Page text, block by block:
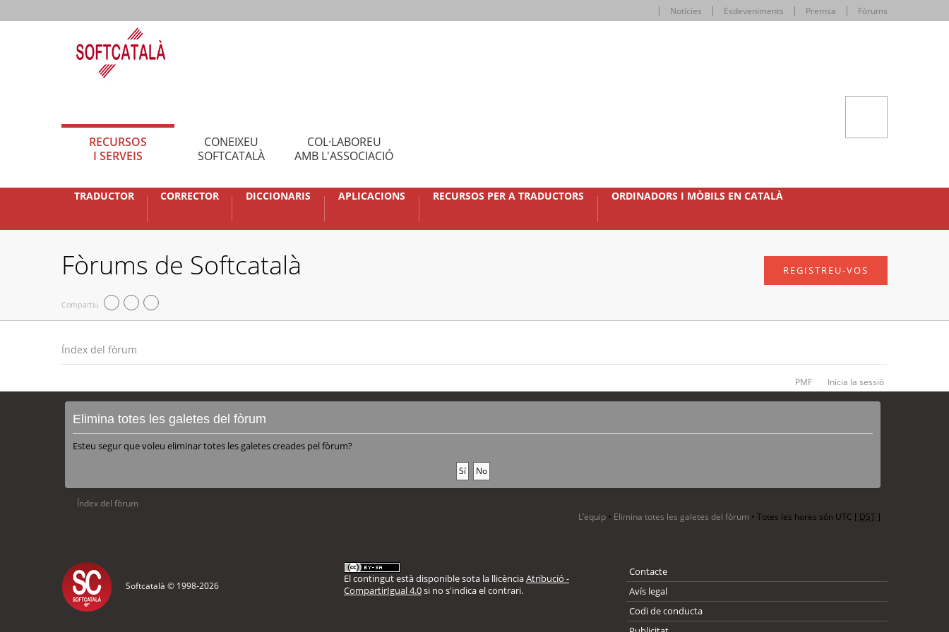
Notícies Esdeveniments Premsa Fòrums
RECURSOS
I SERVEIS
CONEIXEU
SOFTCATALÀ
COL·LABOREU
AMB L'ASSOCIACIÓ
TRADUCTOR CORRECTOR DICCIONARIS APLICACIONS RECURSOS PER A TRADUCTORS ORDINADORS I MÒBILS EN CATALÀ
Fòrums de Softcatalà
Compartiu
REGISTREU-VOS
Índex del fòrum
PMF Inicia la sessió
Elimina totes les galetes del fòrum
Esteu segur que voleu eliminar totes les galetes creades pel fòrum?
Índex del fòrum
L’equip • Elimina totes les galetes del fòrum • Totes les hores són UTC [ DST]
Softcatalà © 1998-2026
El contingut està disponible sota la llicènciaAtribució -
CompartirIgual 4.0si no s'indica el contrari.
Contacte
Avís legal
Codi de conducta